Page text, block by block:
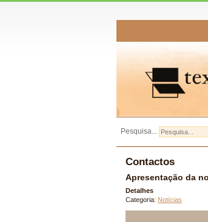
Pesquisa...
Contactos
Apresentação da
Detalhes
Categoria: Notícias